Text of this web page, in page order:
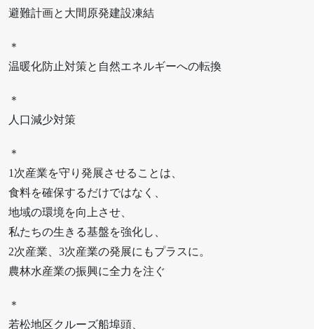
避難計画と大間原発建設凍結
＊
温暖化防止対策と自然エネルギーへの転換
＊
人口減少対策
＊
1次産業を守り発展させることは、
食料を確保するだけではなく、
地域の環境を向上させ、
私たちの生きる基盤を強化し、
2次産業、3次産業の発展にもプラスに。
農林水産業の振興に全力を注ぐ
＊
若松地区クルーズ船埠頭、